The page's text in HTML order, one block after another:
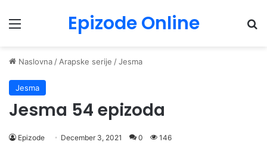
Menu Epizode Online
Naslovna / Arapske serije /Jesma
Jesma
Jesma 54 epizoda
Epizode December 3, 2021 0 146